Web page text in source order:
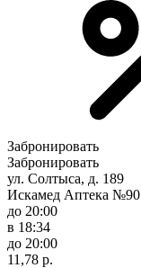
Забронировать
Забронировать
ул. Солтыса, д. 189
Искамед Аптека №90
до 20:00
в 18:34
до 20:00
11,78 р.